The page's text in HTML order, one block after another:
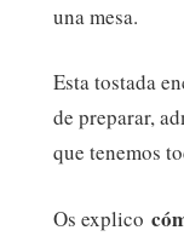
una mesa.
Esta tostada
de preparar,
que tenemos
Os explico